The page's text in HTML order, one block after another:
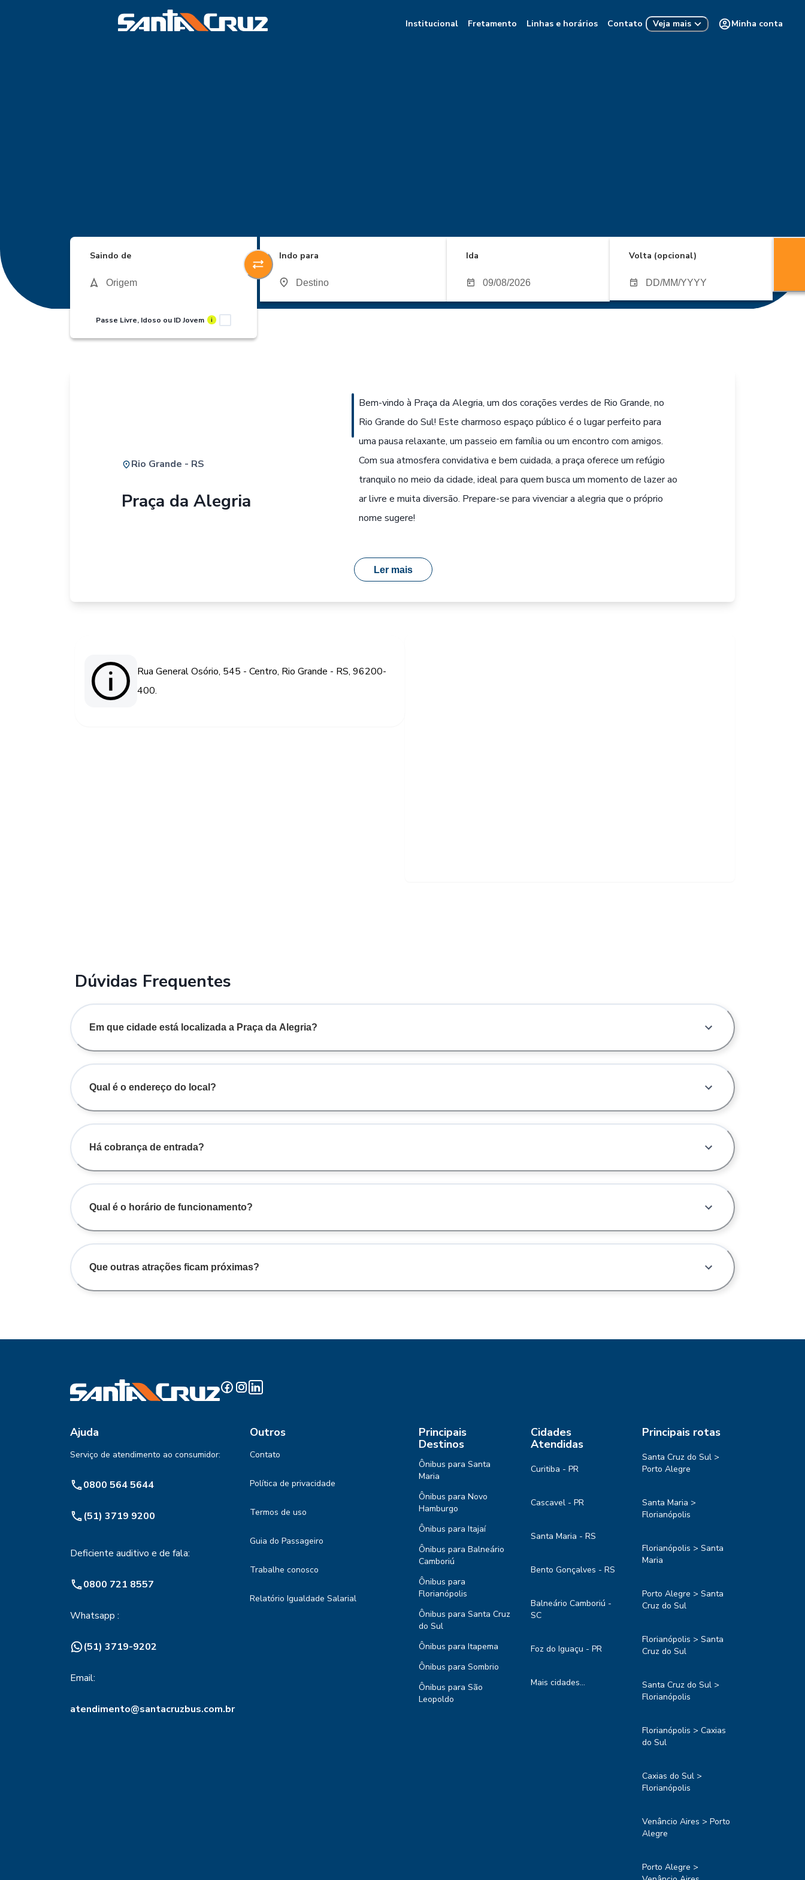
Institucional Fretamento Linhas e horários Contato Veja mais Minha conta
Saindo de
Passe Livre, Idoso ou ID Jovem i
Indo para Ida Volta (opcional)
Rio Grande - RS
Praça da Alegria
Bem-vindo à Praça da Alegria, um dos corações verdes de Rio Grande, no
Rio Grande do Sul! Este charmoso espaço público é o lugar perfeito para
uma pausa relaxante, um passeio em família ou um encontro com amigos.
Com sua atmosfera convidativa e bem cuidada, a praça oferece um refúgio
tranquilo no meio da cidade, ideal para quem busca um momento de lazer ao
ar livre e muita diversão. Prepare-se para vivenciar a alegria que o próprio
nome sugere!
Ler mais
Rua General Osório, 545 - Centro, Rio Grande - RS, 96200-
400.
Dúvidas Frequentes
Em que cidade está localizada a Praça da Alegria?
Qual é o endereço do local?
Há cobrança de entrada?
Qual é o horário de funcionamento?
Que outras atrações ficam próximas?
Ajuda
Serviço de atendimento ao consumidor:
0800 564 5644
(51) 3719 9200
Deficiente auditivo e de fala:
0800 721 8557
Whatsapp :
(51) 3719-9202
Email:
atendimento@santacruzbus.com.br
Outros
Contato
Política de privacidade
Termos de uso
Guia do Passageiro
Trabalhe conosco
Relatório Igualdade Salarial
Principais
Destinos
Ônibus para Santa
Maria
Ônibus para Novo
Hamburgo
Ônibus para Itajaí
Ônibus para Balneário
Camboriú
Ônibus para
Florianópolis
Ônibus para Santa Cruz
do Sul
Ônibus para Itapema
Ônibus para Sombrio
Ônibus para São
Leopoldo
Cidades
Atendidas
Curitiba - PR
Cascavel - PR
Santa Maria - RS
Bento Gonçalves - RS
Balneário Camboriú -
SC
Foz do Iguaçu - PR
Mais cidades...
Principais rotas
Santa Cruz do Sul >
Porto Alegre
Santa Maria >
Florianópolis
Florianópolis > Santa
Maria
Porto Alegre > Santa
Cruz do Sul
Florianópolis > Santa
Cruz do Sul
Santa Cruz do Sul >
Florianópolis
Florianópolis > Caxias
do Sul
Caxias do Sul >
Florianópolis
Venâncio Aires > Porto
Alegre
Porto Alegre >